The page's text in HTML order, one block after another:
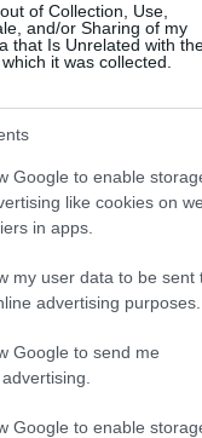
of Collection, Use,
and/or Sharing of my
that Is Unrelated with
it was collected.
Google to enable
like cookies on
in apps.
my user data to be sent
advertising purposes.
Google to send me
Google to enable
nő fiatalabb